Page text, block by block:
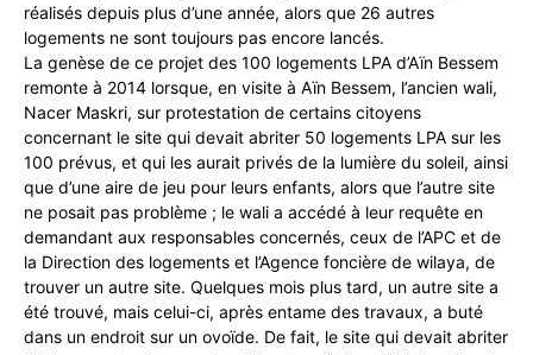
réalisés depuis plus d’une année, alors que 26 autres
logements ne sont toujours pas encore lancés.
La genèse de ce projet des 100 logements LPA d’Aïn Bessem
remonte à 2014 lorsque, en visite à Aïn Bessem, l’ancien wali,
Nacer Maskri, sur protestation de certains citoyens
concernant le site qui devait abriter 50 logements LPA sur les
100 prévus, et qui les aurait privés de la lumière du soleil, ainsi
que d’une aire de jeu pour leurs enfants, alors que l’autre site
ne posait pas problème ; le wali a accédé à leur requête en
demandant aux responsables concernés, ceux de l’APC et de
la Direction des logements et l’Agence foncière de wilaya, de
trouver un autre site. Quelques mois plus tard, un autre site a
été trouvé, mais celui-ci, après entame des travaux, a buté
dans un endroit sur un ovoïde. De fait, le site qui devait abriter